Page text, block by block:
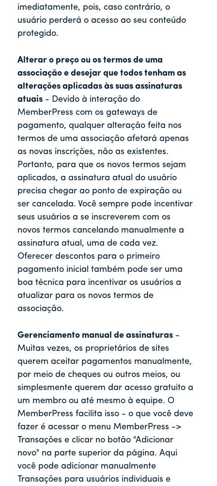
imediatamente, pois, caso contrário, o
usuário perderá o acesso ao seu conteúdo
protegido.
Alterar o preço ou os termos de uma
associação e desejar que todos tenham as
alterações aplicadas às suas assinaturas
atuais - Devido à interação do
MemberPress com os gateways de
pagamento, qualquer alteração feita nos
termos de uma associação afetará apenas
as novas inscrições, não as existentes.
Portanto, para que os novos termos sejam
aplicados, a assinatura atual do usuário
precisa chegar ao ponto de expiração ou
ser cancelada. Você sempre pode incentivar
seus usuários a se inscreverem com os
novos termos cancelando manualmente a
assinatura atual, uma de cada vez.
Oferecer descontos para o primeiro
pagamento inicial também pode ser uma
boa técnica para incentivar os usuários a
atualizar para os novos termos de
associação.
Gerenciamento manual de assinaturas -
Muitas vezes, os proprietários de sites
querem aceitar pagamentos manualmente,
por meio de cheques ou outros meios, ou
simplesmente querem dar acesso gratuito a
um membro ou até mesmo à equipe. O
MemberPress facilita isso - o que você deve
fazer é acessar o menu MemberPress ->
Transações e clicar no botão "Adicionar
novo" na parte superior da página. Aqui
você pode adicionar manualmente
Transações para usuários individuais e